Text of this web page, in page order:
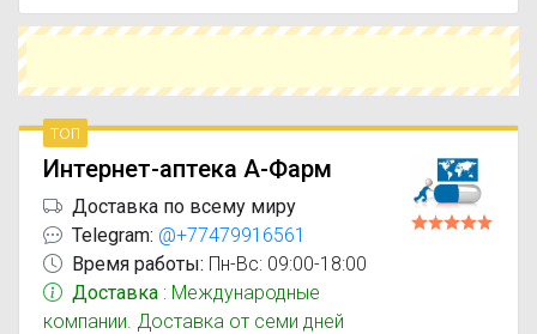
Чтобы купить Нитрогранулонг в ближайшей
аптеке, укажите свой город и сравните
и выбрать оптимальный вариант по цене и
наличию.
топ
Интернет-аптека А-Фарм
Доставка по всему миру
Telegram: @+77479916561
Время работы: Пн-Вс: 09:00-18:00
Доставка : Международные
компании. Доставка от семи дней